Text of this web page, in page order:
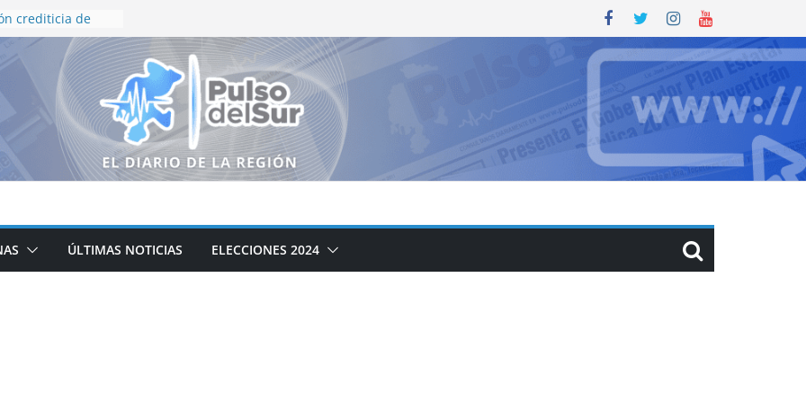
crediticia de
HR Ratings
en finanzas
de Zacatecas
Generalizada
de Zacatecas
integral de
institucional en
al
ÚLTIMAS NOTICIAS ELECCIONES 2024